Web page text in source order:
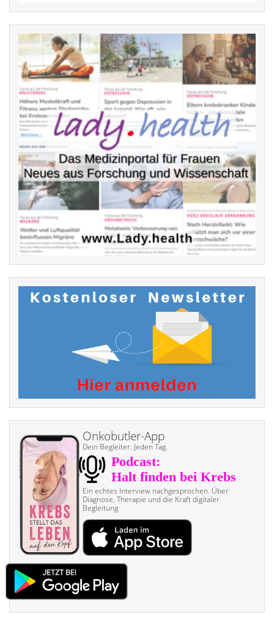
Onkobutler-App
Dein Begleiter. Jeden Tag.
Ein echtes Interview nach­gesprochen. Über
Diagnose, Therapie und die Kraft digitaler
Begleitung